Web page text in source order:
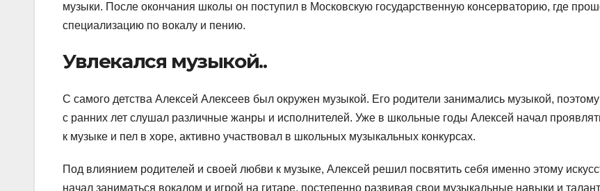
музыки. После окончания школы он поступил в Московскую государственную консерваторию, где
специализацию по вокалу и пению.
Увлекался музыкой..
С самого детства Алексей Алексеев был окружен музыкой. Его родители занимались музыкой,
с ранних лет слушал различные жанры и исполнителей. Уже в школьные годы Алексей начал
к музыке и пел в хоре, активно участвовал в школьных музыкальных конкурсах.
Под влиянием родителей и своей любви к музыке, Алексей решил посвятить себя именно этому
начал заниматься вокалом и игрой на гитаре, постепенно развивая свои музыкальные навыки и